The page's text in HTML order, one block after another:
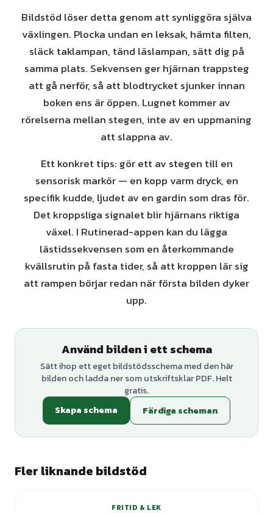
Bildstöd löser detta genom att synliggöra själva
växlingen. Plocka undan en leksak, hämta filten,
släck taklampan, tänd läslampan, sätt dig på
samma plats. Sekvensen ger hjärnan trappsteg
att gå nerför, så att blodtrycket sjunker innan
boken ens är öppen. Lugnet kommer av
rörelserna mellan stegen, inte av en uppmaning
att slappna av.
Ett konkret tips: gör ett av stegen till en
sensorisk markör — en kopp varm dryck, en
specifik kudde, ljudet av en gardin som dras för.
Det kroppsliga signalet blir hjärnans riktiga
växel. I Rutinerad-appen kan du lägga
lästidssekvensen som en återkommande
kvällsrutin på fasta tider, så att kroppen lär sig
att rampen börjar redan när första bilden dyker
upp.
Använd bilden i ett schema
Sätt ihop ett eget bildstödsschema med den här
bilden och ladda ner som utskriftsklar PDF. Helt
gratis.
Skapa schema
Färdiga scheman
Fler liknande bildstöd
FRITID & LEK